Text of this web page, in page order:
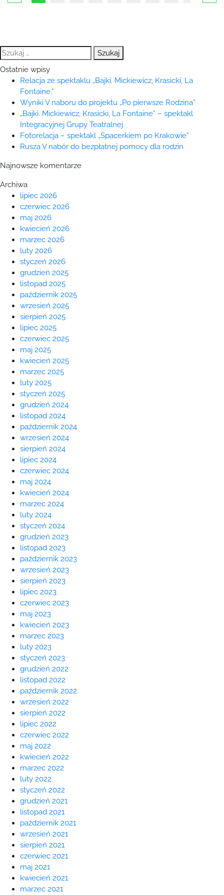
Szukaj:
Ostatnie wpisy
Relacja ze spektaklu „Bajki. Mickiewicz, Krasicki, La
Fontaine.”
Wyniki V naboru do projektu „Po pierwsze Rodzina”
„Bajki. Mickiewicz, Krasicki, La Fontaine” – spektakl
Integracyjnej Grupy Teatralnej
Fotorelacja – spektakl „Spacerkiem po Krakowie”
Rusza V nabór do bezpłatnej pomocy dla rodzin
Najnowsze komentarze
Archiwa
lipiec 2026
czerwiec 2026
maj 2026
kwiecień 2026
marzec 2026
luty 2026
styczeń 2026
grudzień 2025
listopad 2025
październik 2025
wrzesień 2025
sierpień 2025
lipiec 2025
czerwiec 2025
maj 2025
kwiecień 2025
marzec 2025
luty 2025
styczeń 2025
grudzień 2024
listopad 2024
październik 2024
wrzesień 2024
sierpień 2024
lipiec 2024
czerwiec 2024
maj 2024
kwiecień 2024
marzec 2024
luty 2024
styczeń 2024
grudzień 2023
listopad 2023
październik 2023
wrzesień 2023
sierpień 2023
lipiec 2023
czerwiec 2023
maj 2023
kwiecień 2023
marzec 2023
luty 2023
styczeń 2023
grudzień 2022
listopad 2022
październik 2022
wrzesień 2022
sierpień 2022
lipiec 2022
czerwiec 2022
maj 2022
kwiecień 2022
marzec 2022
luty 2022
styczeń 2022
grudzień 2021
listopad 2021
październik 2021
wrzesień 2021
sierpień 2021
czerwiec 2021
maj 2021
kwiecień 2021
marzec 2021